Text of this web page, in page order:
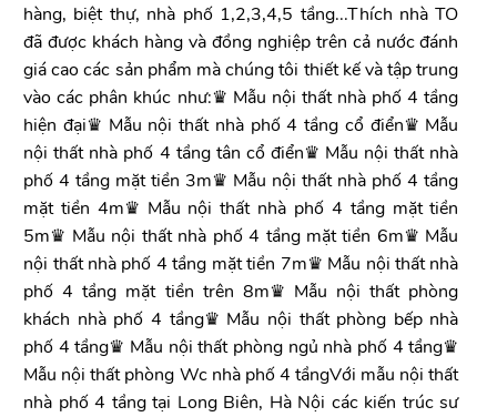
hàng, biệt thự, nhà phố 1,2,3,4,5 tầng...Thích nhà TO
đã được khách hàng và đồng nghiệp trên cả nước đánh
giá cao các sản phẩm mà chúng tôi thiết kế và tập trung
vào các phân khúc như:♛ Mẫu nội thất nhà phố 4 tầng
hiện đại♛ Mẫu nội thất nhà phố 4 tầng cổ điển♛ Mẫu
nội thất nhà phố 4 tầng tân cổ điển♛ Mẫu nội thất nhà
phố 4 tầng mặt tiền 3m♛ Mẫu nội thất nhà phố 4 tầng
mặt tiền 4m♛ Mẫu nội thất nhà phố 4 tầng mặt tiền
5m♛ Mẫu nội thất nhà phố 4 tầng mặt tiền 6m♛ Mẫu
nội thất nhà phố 4 tầng mặt tiền 7m♛ Mẫu nội thất nhà
phố 4 tầng mặt tiền trên 8m♛ Mẫu nội thất phòng
khách nhà phố 4 tầng♛ Mẫu nội thất phòng bếp nhà
phố 4 tầng♛ Mẫu nội thất phòng ngủ nhà phố 4 tầng♛
Mẫu nội thất phòng Wc nhà phố 4 tầngVới mẫu nội thất
nhà phố 4 tầng tại Long Biên, Hà Nội các kiến trúc sư